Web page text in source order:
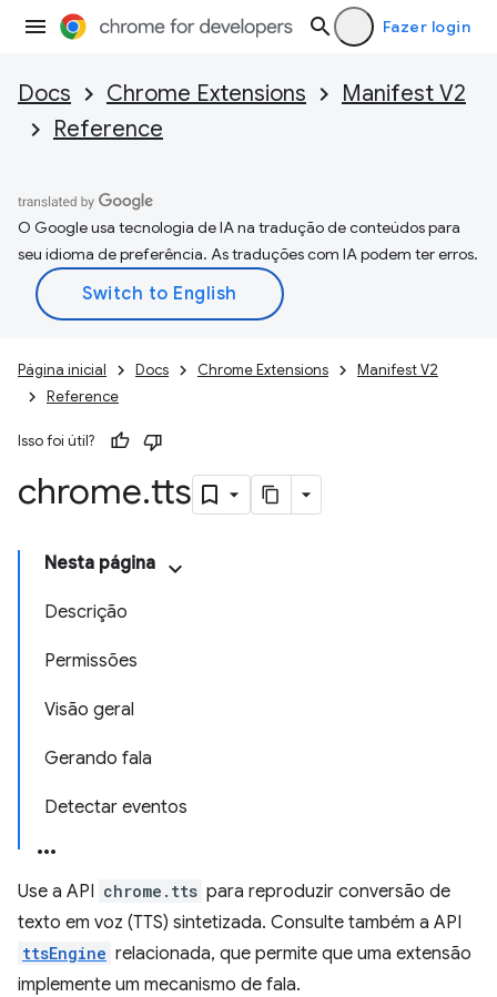
Fazer login
Docs Chrome Extensions
Manifest V2
Reference
O Google usa tecnologia de IA na tradução de conteúdos para
seu idioma de preferência. As traduções com IA podem ter erros.
Página inicial Docs Chrome Extensions
Manifest V2
Reference
Isso foi útil?
chrome.tts
Nesta página
Descrição
Permissões
Visão geral
Gerando fala
Detectar eventos
Use a API chrome.tts para reproduzir conversão de
texto em voz (TTS) sintetizada. Consulte também a API
ttsEngine relacionada, que permite que uma extensão
implemente um mecanismo de fala.